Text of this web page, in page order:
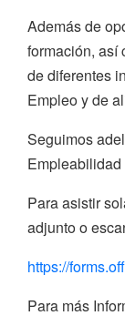
Además de
formación, así
de diferentes
Empleo y de
Seguimos
Para asistir
adjunto o
https://
Para más